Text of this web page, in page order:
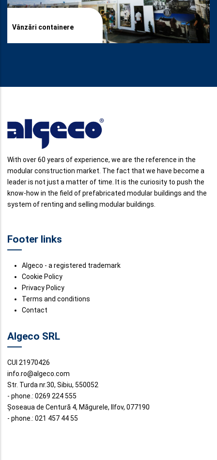
Vânzări containere
With over 60 years of experience, we are the reference in the
modular construction market. The fact that we have become a
leader is not just a matter of time. It is the curiosity to push the
know-how in the field of prefabricated modular buildings and the
system of renting and selling modular buildings.
Footer links
Algeco - a registered trademark
Cookie Policy
Privacy Policy
Terms and conditions
Contact
Algeco SRL
CUI 21970426
info.ro@algeco.com
Str. Turda nr.30, Sibiu, 550052
- phone.: 0269 224 555
Șoseaua de Centură 4, Măgurele, Ilfov, 077190
- phone.: 021 457 44 55